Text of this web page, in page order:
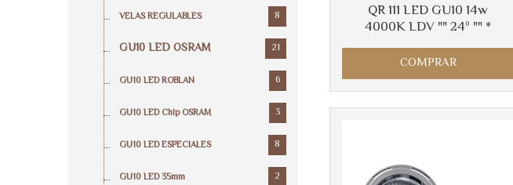
VELAS REGULABLES 8
GU10 LED OSRAM 21
GU10 LED ROBLAN 6
GU10 LED Chip OSRAM 3
GU10 LED ESPECIALES 8
GU10 LED 35mm 2
QR 111 LED GU10 14w
4000K LDV "" 24º "" *
COMPRAR